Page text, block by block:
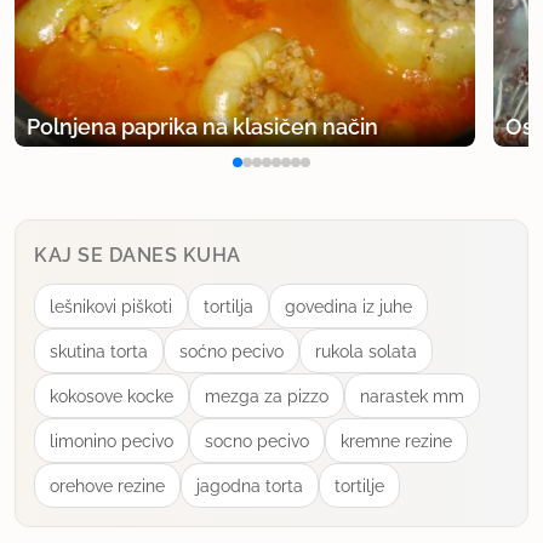
član od 2006 71 sporočil
17.2.2006 ob 17:02
Zelo okusno.Pri nas jih jemo s tatarsko omako ali
pa kot prilogo k mesu (polnjene s slano skuto).
Dolores
član od 2005 1305 sporočil
13.3.2006 ob 13:33
Se spomnim tega recepta iz vegetine knjižice
receptov. Velikokrat naredila, zelo okusno. Nadev
sem kasneje, ko se mi je zdelo, da že obvladam,
malo prirejala in so bili rezultati zelo zanimivi.
Polnjena paprika na klasičen način
KAJ SE DANES KUHA
lešnikovi piškoti tortilja govedina iz juhe
skutina torta soćno pecivo rukola solata
kokosove kocke mezga za pizzo narastek mm
limonino pecivo socno pecivo kremne rezine
orehove rezine jagodna torta tortilje